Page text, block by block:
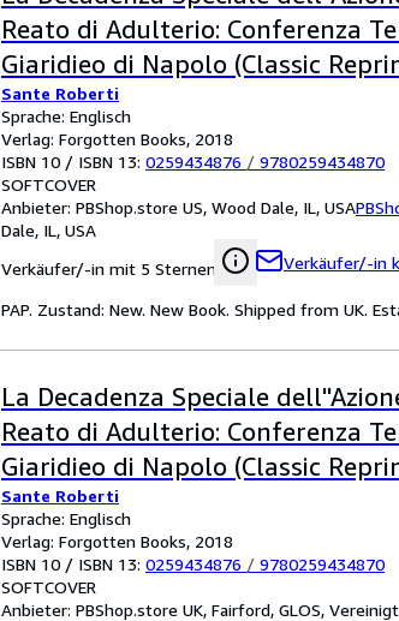
Reato di Adulterio: Conferenza
Giaridieo di Napolo (Classic
Sante Roberti
Sprache: Englisch
Verlag: Forgotten Books, 2018
ISBN 10 / ISBN 13: 0259434876 / 9780259434870
SOFTCOVER
Anbieter: PBShop.store US, Wood Dale, IL, USA
Dale, IL, USA
Verkäufer/-in mit 5 Sternen
Verkäufer/-in
PAP. Zustand: New. New Book. Shipped from UK.
La Decadenza Speciale
Reato di Adulterio: Conferenza
Giaridieo di Napolo (Classic
Sante Roberti
Sprache: Englisch
Verlag: Forgotten Books, 2018
ISBN 10 / ISBN 13: 0259434876 / 9780259434870
SOFTCOVER
Anbieter: PBShop.store UK, Fairford, GLOS,